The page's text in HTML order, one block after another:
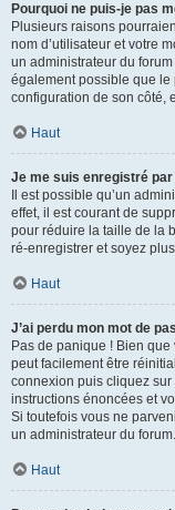
Pourquoi ne puis-je pas
Plusieurs raisons
nom d’utilisateur et votre
un administrateur du
également possible que le
configuration de son côté,
Haut
Je me suis enregistré
Il est possible qu’un
effet, il est courant de
pour réduire la taille de la
ré-enregistrer et soyez
Haut
J’ai perdu mon mot de
Pas de panique ! Bien
peut facilement être
connexion puis cliquez sur
instructions énoncées et
Si toutefois vous ne
un administrateur du forum.
Haut